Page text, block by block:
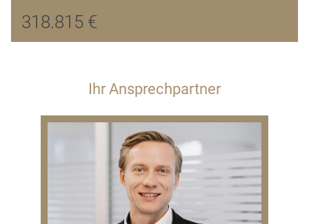
318.815 €
Ihr Ansprechpartner